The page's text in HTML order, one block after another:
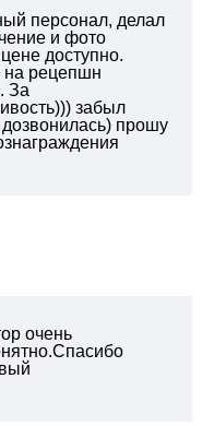
персонал, делал
и фото
доступно.
на рецепшн
За
забыл
прошу
очень